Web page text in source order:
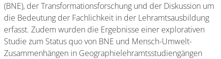
(BNE), der Transformationsforschung und der Diskussion um
die Bedeutung der Fachlichkeit in der Lehramtsausbildung
erfasst. Zudem wurden die Ergebnisse einer explorativen
Studie zum Status quo von BNE und Mensch-Umwelt-
Zusammenhängen in Geographielehramtsstudiengängen